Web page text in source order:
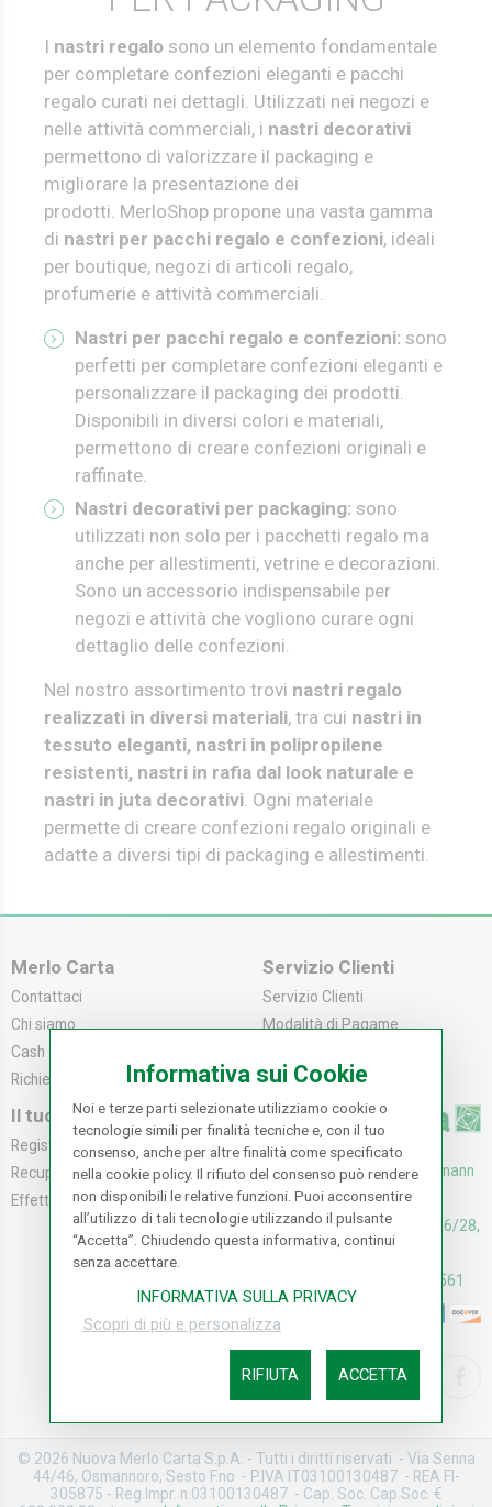
I nastri regalo sono un elemento fondamentale
per completare confezioni eleganti e pacchi
regalo curati nei dettagli. Utilizzati nei negozi e
nelle attività commerciali, i nastri decorativi
permettono di valorizzare il packaging e
migliorare la presentazione dei
prodotti. MerloShop propone una vasta gamma
di nastri per pacchi regalo e confezioni, ideali
per boutique, negozi di articoli regalo,
profumerie e attività commerciali.
Nastri per pacchi regalo e confezioni: sono
perfetti per completare confezioni eleganti e
personalizzare il packaging dei prodotti.
Disponibili in diversi colori e materiali,
permettono di creare confezioni originali e
raffinate.
Nastri decorativi per packaging: sono
utilizzati non solo per i pacchetti regalo ma
anche per allestimenti, vetrine e decorazioni.
Sono un accessorio indispensabile per
negozi e attività che vogliono curare ogni
dettaglio delle confezioni.
Nel nostro assortimento trovi nastri regalo
realizzati in diversi materiali, tra cui nastri in
tessuto eleganti, nastri in polipropilene
resistenti, nastri in rafia dal look naturale e
nastri in juta decorativi. Ogni materiale
permette di creare confezioni regalo originali e
adatte a diversi tipi di packaging e allestimenti.
Merlo Carta
Contattaci
Chi siamo
Cash & Carry
Richiedi catalogo
Servizio Clienti
Servizio Clienti
Modalità di Pagame...
Resi e Recessi
Il tuo Account
Registrati
Recupera la Passwo...
Effettua un Reso
UFFICI: V. Senna 44/46, Osmann
oro Sesto F.no (FI)
CASH & CARRY: V. Senna 26/28,
Osmannoro Sesto F.no (FI)
Assistenza: (+39) 055374561
© 2026 Nuova Merlo Carta S.p.A. - Tutti i diritti riservati - Via Senna
44/46, Osmannoro, Sesto F.no - P.IVA IT03100130487 - REA FI-
305875 - Reg.Impr. n.03100130487 - Cap. Soc. Cap.Soc. €
Informativa sui Cookie
Noi e terze parti selezionate utilizziamo cookie o
tecnologie simili per finalità tecniche e, con il tuo
consenso, anche per altre finalità come specificato
nella cookie policy. Il rifiuto del consenso può rendere
non disponibili le relative funzioni. Puoi acconsentire
all’utilizzo di tali tecnologie utilizzando il pulsante
“Accetta”. Chiudendo questa informativa, continui
senza accettare.
INFORMATIVA SULLA PRIVACY
Scopri di più e personalizza
RIFIUTA ACCETTA